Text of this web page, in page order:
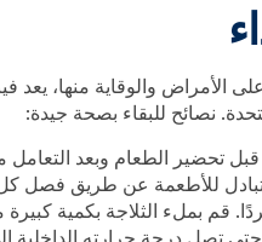
الأمراض والوقاية منها،
نصائح للبقاء بصحة جيدة:
تحضير الطعام وبعد التعامل
للأطعمة عن طريق فصل
بملء الثلاجة بكمية كبيرة من